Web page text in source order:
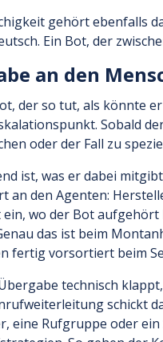
gehört ebenfalls
Ein Bot, der
an den
der so tut, als könnte
Sobald
oder der Fall zu
ist, was er dabei
an den Agenten:
wo der Bot aufgehört
das ist beim
fertig vorsortiert beim
technisch
schickt
eine Rufgruppe oder ein